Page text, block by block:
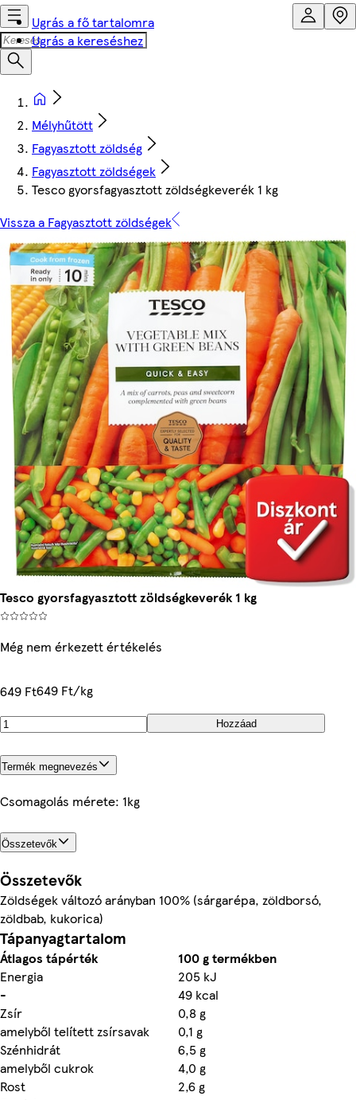
Ugrás a fő tartalomra
Ugrás a kereséshez
Mélyhűtött
Fagyasztott zöldség
Fagyasztott zöldségek
Tesco gyorsfagyasztott zöldségkeverék 1 kg
Vissza a Fagyasztott zöldségek
Tesco gyorsfagyasztott zöldségkeverék 1 kg
Még nem érkezett értékelés
649 Ft649 Ft/kg
Hozzáad
Termék megnevezés
Csomagolás mérete: 1kg
Összetevők
Összetevők
Zöldségek változó arányban 100% (sárgarépa, zöldborsó,
zöldbab, kukorica)
Tápanyagtartalom
Átlagos tápérték
100 g termékben
Energia
205 kJ
-
49 kcal
Zsír
0,8 g
amelyből telített zsírsavak
0,1 g
Szénhidrát
6,5 g
amelyből cukrok
4,0 g
Rost
2,6 g